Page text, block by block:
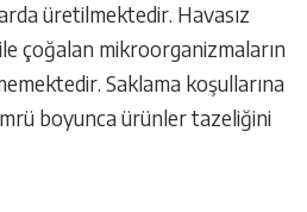
üretilmektedir. Havasız
çoğalan mikroorganizmaların
Saklama koşullarına
boyunca ürünler tazeliğini